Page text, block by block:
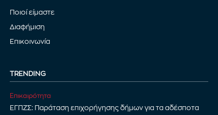
Ποιοί είμαστε
Διαφήμιση
Επικοινωνία
TRENDING
Επικαιρότητα
ΕΓΠΖΣ: Παράταση επιχορήγησης δήμων για τα αδέσποτα